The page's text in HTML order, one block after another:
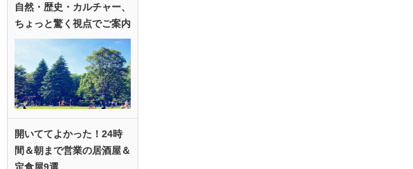
自然・歴史・カルチャー、
ちょっと驚く視点でご案内
開いててよかった！24時
間＆朝まで営業の居酒屋＆
定食屋9選